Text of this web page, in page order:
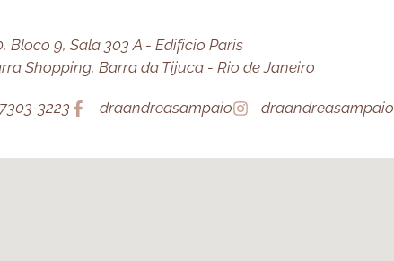
Bloco 9, Sala 303 A - Edifício Paris
Shopping, Barra da Tijuca - Rio de Janeiro
3223 draandreasampaio draandreasampaio